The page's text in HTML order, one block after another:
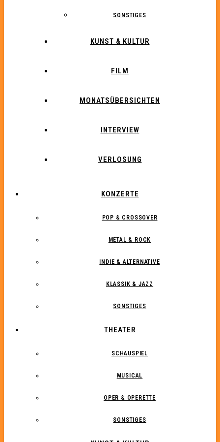
SONSTIGES
KUNST & KULTUR
FILM
MONATSÜBERSICHTEN
INTERVIEW
VERLOSUNG
KONZERTE
POP & CROSSOVER
METAL & ROCK
INDIE & ALTERNATIVE
KLASSIK & JAZZ
SONSTIGES
THEATER
SCHAUSPIEL
MUSICAL
OPER & OPERETTE
SONSTIGES